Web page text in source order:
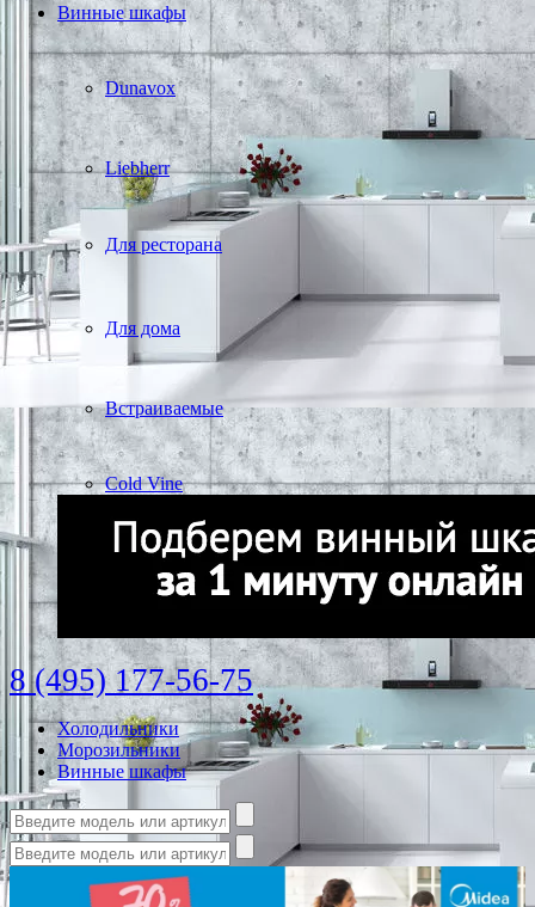
Винные шкафы
Dunavox
Liebherr
Для ресторана
Для дома
Встраиваемые
Cold Vine
8 (495) 177-56-75
Холодильники
Морозильники
Винные шкафы